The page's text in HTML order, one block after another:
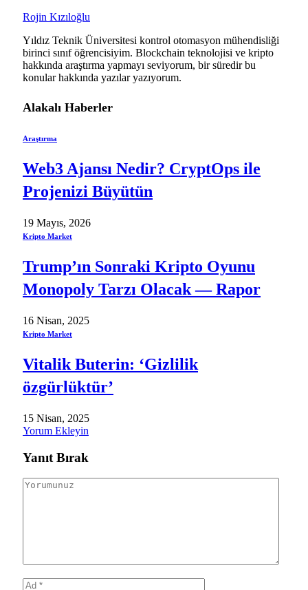
Rojin Kızıloğlu
Yıldız Teknik Üniversitesi kontrol otomasyon mühendisliği
birinci sınıf öğrencisiyim. Blockchain teknolojisi ve kripto
hakkında araştırma yapmayı seviyorum, bir süredir bu
konular hakkında yazılar yazıyorum.
Alakalı Haberler
Araştırma
Web3 Ajansı Nedir? CryptOps ile
Projenizi Büyütün
19 Mayıs, 2026
Kripto Market
Trump’ın Sonraki Kripto Oyunu
Monopoly Tarzı Olacak — Rapor
16 Nisan, 2025
Kripto Market
Vitalik Buterin: ‘Gizlilik
özgürlüktür’
15 Nisan, 2025
Yorum Ekleyin
Yanıt Bırak